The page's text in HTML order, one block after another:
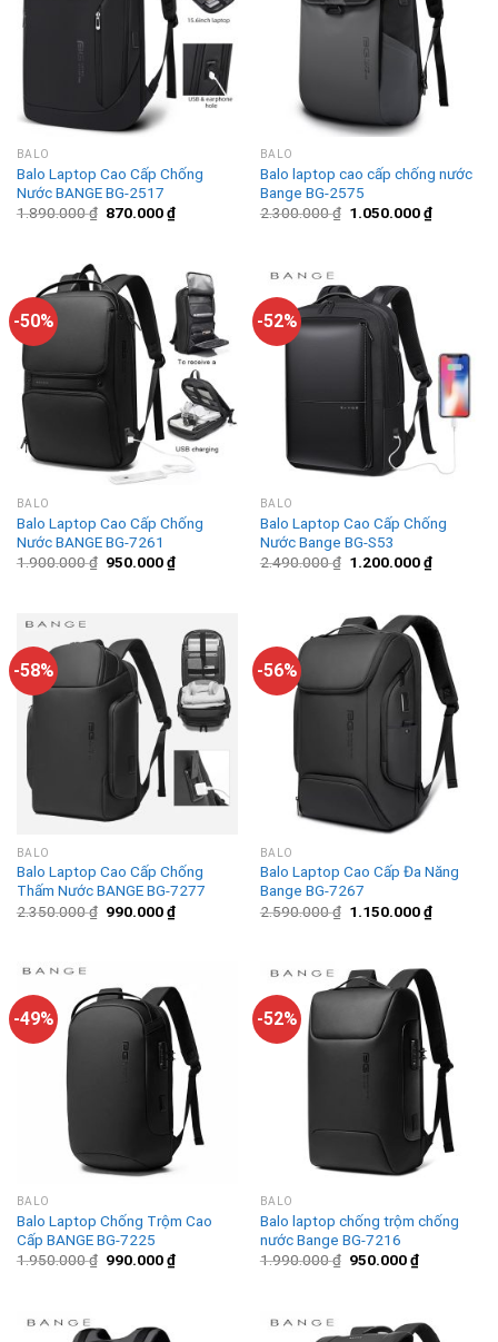
BALO
Balo Laptop Cao Cấp Chống
Nước BANGE BG-2517
1.890.000₫ 870.000₫
BALO
Balo laptop cao cấp chống nước
Bange BG-2575
2.300.000₫ 1.050.000₫
-50%
BALO
Balo Laptop Cao Cấp Chống
Nước BANGE BG-7261
1.900.000₫ 950.000₫
-52%
BALO
Balo Laptop Cao Cấp Chống
Nước Bange BG-S53
2.490.000₫ 1.200.000₫
-58%
BALO
Balo Laptop Cao Cấp Chống
Thấm Nước BANGE BG-7277
2.350.000₫ 990.000₫
-56%
BALO
Balo Laptop Cao Cấp Đa Năng
Bange BG-7267
2.590.000₫ 1.150.000₫
-49%
BALO
Balo Laptop Chống Trộm Cao
Cấp BANGE BG-7225
1.950.000₫ 990.000₫
-52%
BALO
Balo laptop chống trộm chống
nước Bange BG-7216
1.990.000₫ 950.000₫